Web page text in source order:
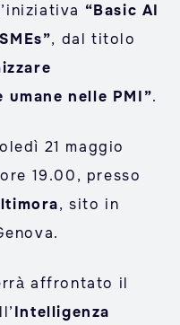
“Basic AI
, dal titolo
nelle PMI”.
21 maggio
19.00, presso
, sito in
affrontato il
Intelligenza